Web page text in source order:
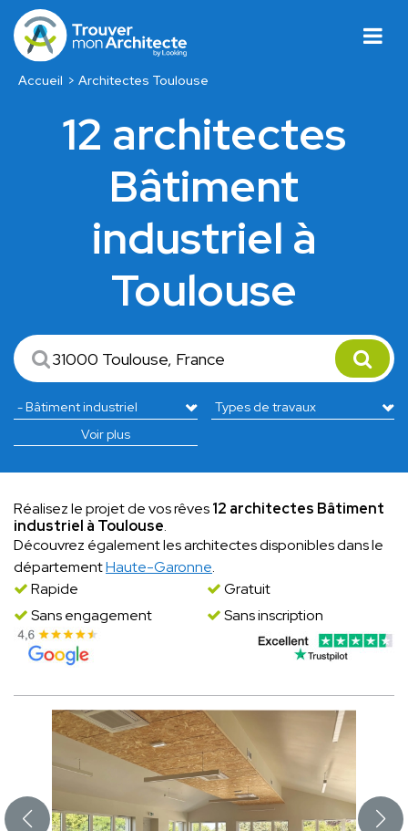
Accueil Architectes Toulouse
12 architectes
Bâtiment
industriel à
Toulouse
Voir plus
Réalisez le projet de vos rêves12 architectes Bâtiment
industriel à Toulouse.
Découvrez également les architectes disponibles dans le
départementHaute-Garonne.
Rapide
Gratuit
Sans engagement
Sans inscription